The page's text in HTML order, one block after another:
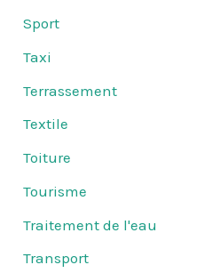
Sport
Taxi
Terrassement
Textile
Toiture
Tourisme
Traitement de l'eau
Transport